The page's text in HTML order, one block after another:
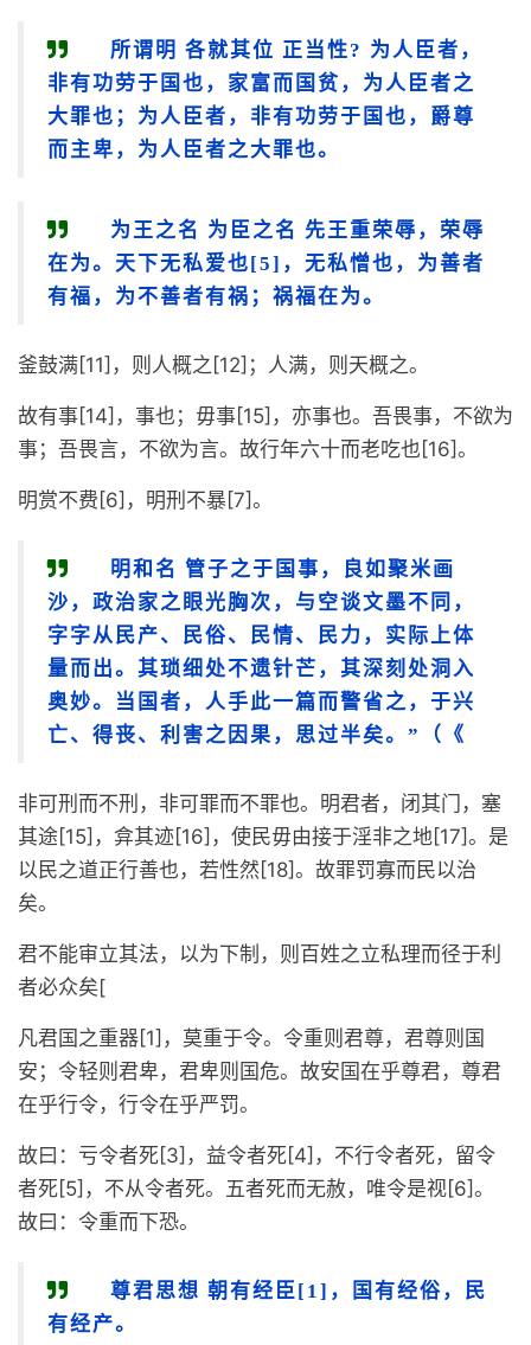
所谓明 各就其位 正当性? 为人臣者，
非有功劳于国也，家富而国贫，为人臣者之
大罪也；为人臣者，非有功劳于国也，爵尊
而主卑，为人臣者之大罪也。
为王之名 为臣之名 先王重荣辱，荣辱
在为。天下无私爱也[5]，无私憎也，为善者
有福，为不善者有祸；祸福在为。
釜鼓满[11]，则人概之[12]；人满，则天概之。
故有事[14]，事也；毋事[15]，亦事也。吾畏事，不欲为
事；吾畏言，不欲为言。故行年六十而老吃也[16]。
明赏不费[6]，明刑不暴[7]。
明和名 管子之于国事，良如聚米画
沙，政治家之眼光胸次，与空谈文墨不同，
字字从民产、民俗、民情、民力，实际上体
量而出。其琐细处不遗针芒，其深刻处洞入
奥妙。当国者，人手此一篇而警省之，于兴
亡、得丧、利害之因果，思过半矣。”（《
非可刑而不刑，非可罪而不罪也。明君者，闭其门，塞
其途[15]，弇其迹[16]，使民毋由接于淫非之地[17]。是
以民之道正行善也，若性然[18]。故罪罚寡而民以治
矣。
君不能审立其法，以为下制，则百姓之立私理而径于利
者必众矣[
凡君国之重器[1]，莫重于令。令重则君尊，君尊则国
安；令轻则君卑，君卑则国危。故安国在乎尊君，尊君
在乎行令，行令在乎严罚。
故曰：亏令者死[3]，益令者死[4]，不行令者死，留令
者死[5]，不从令者死。五者死而无赦，唯令是视[6]。
故曰：令重而下恐。
尊君思想 朝有经臣[1]，国有经俗，民
有经产。